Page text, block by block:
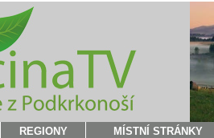
REGIONY MÍSTNÍ STRÁNKY